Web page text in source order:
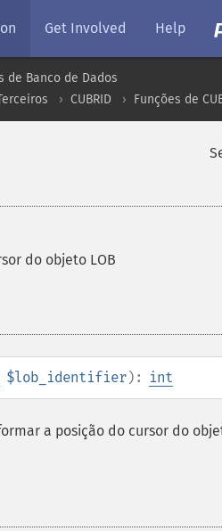
Get Involved Help
de Banco de Dados
CUBRID Funções de
do objeto LOB
$lob_identifier): int
a posição do cursor do